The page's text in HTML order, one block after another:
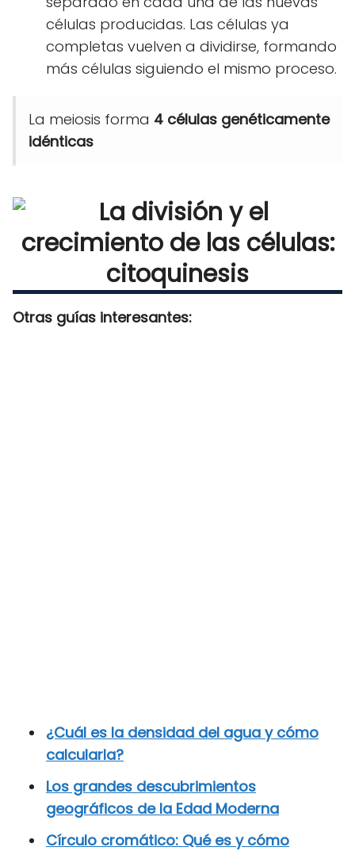
células producidas. Las células ya
completas vuelven a dividirse, formando
más células siguiendo el mismo proceso.
La meiosis forma 4 células genéticamente
idénticas
Otras guías interesantes:
¿Cuál es la densidad del agua y cómo
calcularla?
Los grandes descubrimientos
geográficos de la Edad Moderna
Círculo cromático: Qué es y cómo